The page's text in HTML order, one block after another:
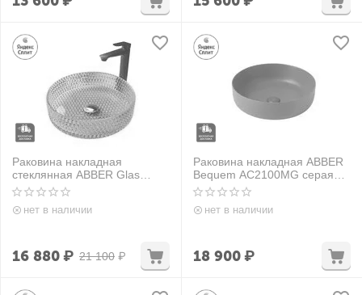
Раковина накладная
стеклянная ABBER Glas
AK2301OR красная
нет в наличии
21 100 ₽
16 880₽
Раковина накладная ABBER
Bequem AC2100MG серая
матовая
нет в наличии
18 900₽